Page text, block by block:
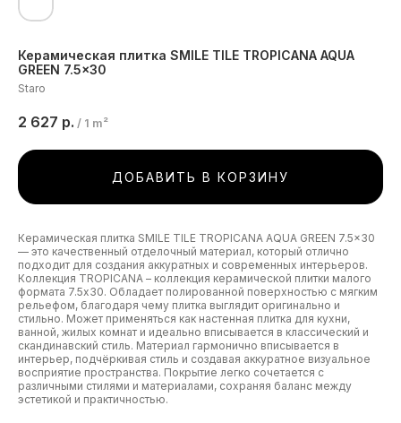
Керамическая плитка SMILE TILE TROPICANA AQUA
GREEN 7.5x30
Staro
2 627 р. / 1 m²
ДОБАВИТЬ В КОРЗИНУ
Керамическая плитка SMILE TILE TROPICANA AQUA GREEN 7.5x30
— это качественный отделочный материал, который отлично
подходит для создания аккуратных и современных интерьеров.
Коллекция TROPICANA – коллекция керамической плитки малого
формата 7.5x30. Обладает полированной поверхностью с мягким
рельефом, благодаря чему плитка выглядит оригинально и
стильно. Может применяться как настенная плитка для кухни,
ванной, жилых комнат и идеально вписывается в классический и
скандинавский стиль. Материал гармонично вписывается в
интерьер, подчёркивая стиль и создавая аккуратное визуальное
восприятие пространства. Покрытие легко сочетается с
различными стилями и материалами, сохраняя баланс между
эстетикой и практичностью.